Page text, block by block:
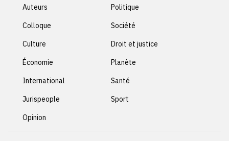
Auteurs
Colloque
Culture
Économie
International
Jurispeople
Opinion
Politique
Société
Droit et justice
Planète
Santé
Sport